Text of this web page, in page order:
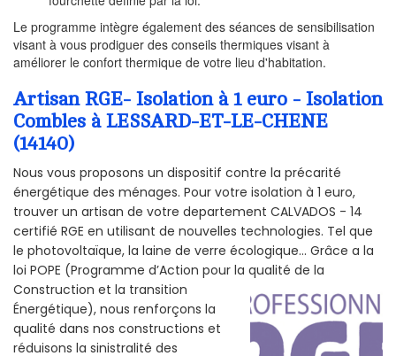
Le programme intègre également des séances de sensibilisation
visant à vous prodiguer des conseils thermiques visant à
améliorer le confort thermique de votre lieu d'habitation.
Artisan RGE- Isolation à 1 euro - Isolation
Combles à LESSARD-ET-LE-CHENE
(14140)
Nous vous proposons un dispositif contre la précarité
énergétique des ménages. Pour votre isolation à 1 euro,
trouver un artisan de votre departement CALVADOS - 14
certifié RGE en utilisant de nouvelles technologies. Tel que
le photovoltaïque, la laine de verre écologique... Grâce a la
loi POPE (Programme d’Action pour la qualité de la
Construction et la transition
Énergétique), nous renforçons la
qualité dans nos constructions et
réduisons la sinistralité des